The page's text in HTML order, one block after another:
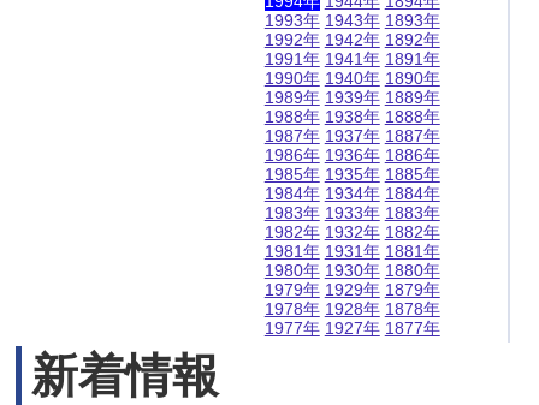
1993年
1992年
1991年
1990年
1989年
1988年
1987年
1986年
1985年
1984年
1983年
1982年
1981年
1980年
1979年
1978年
1977年
1943年
1942年
1941年
1940年
1939年
1938年
1937年
1936年
1935年
1934年
1933年
1932年
1931年
1930年
1929年
1928年
1927年
1893年
1892年
1891年
1890年
1889年
1888年
1887年
1886年
1885年
1884年
1883年
1882年
1881年
1880年
1879年
1878年
1877年
新着情報